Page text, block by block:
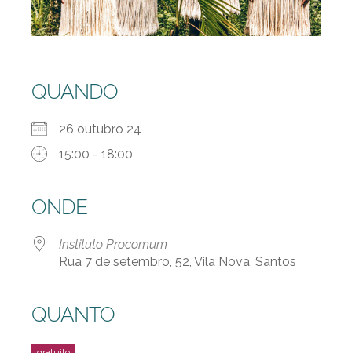
QUANDO
26 outubro 24
15:00 - 18:00
ONDE
Instituto Procomum
Rua 7 de setembro, 52, Vila Nova, Santos
QUANTO